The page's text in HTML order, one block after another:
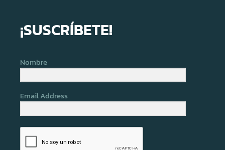
¡SUSCRÍBETE!
Nombre
Email Address